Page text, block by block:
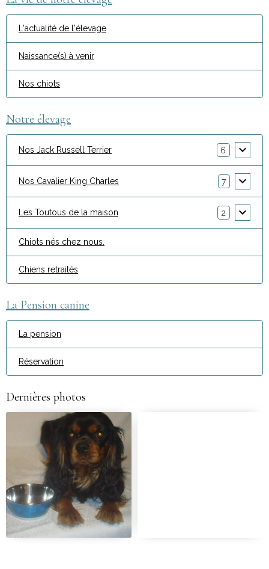
L'actualité de l'élevage
Naissance(s) à venir
Nos chiots
Notre élevage
Nos Jack Russell Terrier 6
Nos Cavalier King Charles 7
Les Toutous de la maison 2
Chiots nés chez nous.
Chiens retraités
La Pension canine
La pension
Réservation
Dernières photos